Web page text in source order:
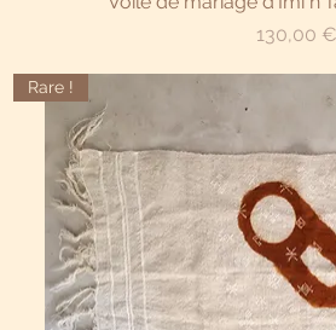
Prix
130,00 €
Rare !